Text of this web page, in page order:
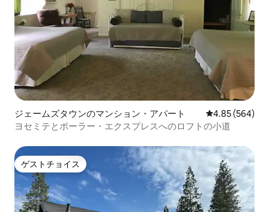
ジェームズタウンのマンション・アパート レビュー564
4.85 (564)
ヨセミテとポーラー・エクスプレスへのロフトの小道
ゲストチョイス
ゲストチョイス